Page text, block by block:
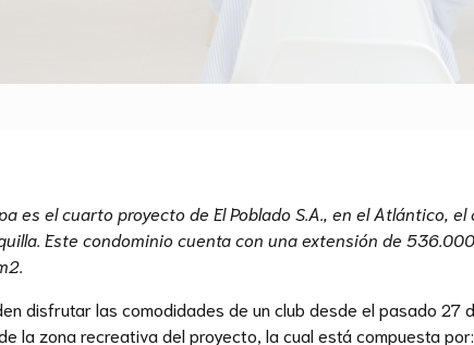
es el cuarto proyecto de El Poblado S.A., en el Atlántico,
Este condominio cuenta con una extensión de
disfrutar las comodidades de un club desde el pasado 27
la zona recreativa del proyecto, la cual está compuesta